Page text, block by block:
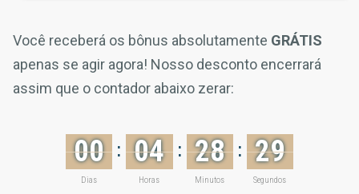
Você receberá os bônus absolutamente GRÁTIS
apenas se agir agora! Nosso desconto encerrará
assim que o contador abaixo zerar:
00
Dias
: 04
Horas
: 28
Minutos
: 29
Segundos